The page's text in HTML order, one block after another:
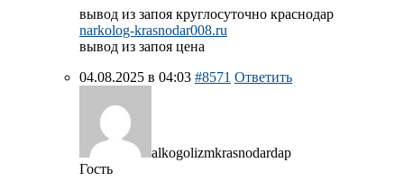
вывод из запоя круглосуточно краснодар
narkolog-krasnodar008.ru
вывод из запоя цена
04.08.2025 в 04:03 #8571 Ответить
alkogolizmkrasnodardap
Гость